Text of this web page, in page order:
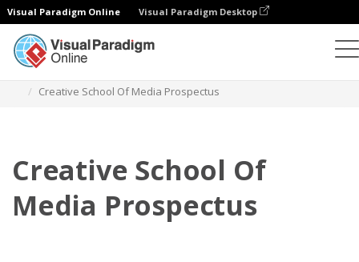
Visual Paradigm Online Visual Paradigm Desktop
Creative School Of Media Prospectus
Creative School Of
Media Prospectus